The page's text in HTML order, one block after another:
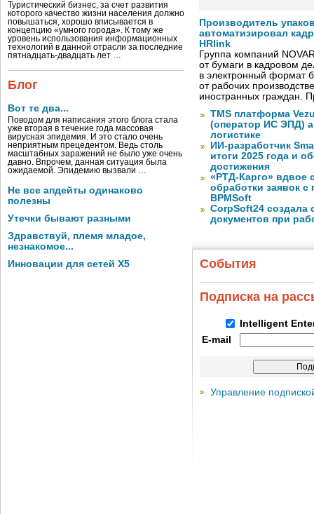
Туристический бизнес, за счет развития
которого качество жизни населения должно
повышаться, хорошо вписывается в
концепцию «умного города». К тому же
уровень использования информационных
технологий в данной отрасли за последние
пятнадцать-двадцать лет …
Блог
Вот те два...
Поводом для написания этого блога стала
уже вторая в течение года массовая
вирусная эпидемия. И это стало очень
неприятным прецедентом. Ведь столь
масштабных заражений не было уже очень
давно. Впрочем, данная ситуация была
ожидаемой. Эпидемию вызвали …
Не все апдейты одинаково
полезны
Утечки бывают разными
Здравствуй, племя младое,
незнакомое...
Инновации для сетей X5
Производитель
автоматизировал
HRlink
Группа компаний
от бумаги в кадровом
в электронный формат
от рабочих
иностранных граждан.
TMS платформа
(оператор ИС ЭПД)
логистике
ИИ-разработчик
итоги 2025 года и
достижения
«РТД-Карго» вдвое
обработки заявок
BPMSoft
CorpSoft24 создала
документов при
События
Подписка на
Intelligent
E-mail
Управление